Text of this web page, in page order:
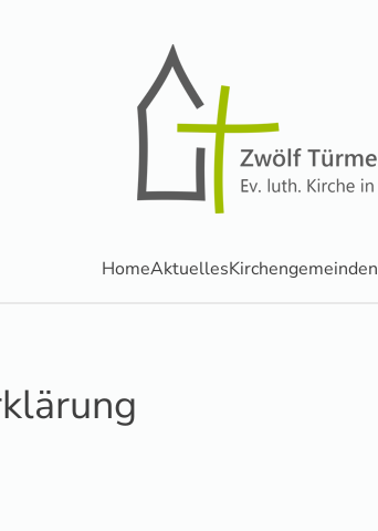
HomeAktuellesKirchengemeinden